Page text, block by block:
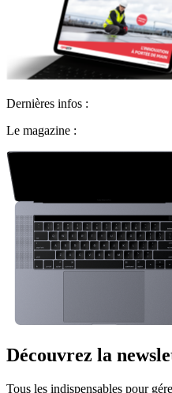
Dernières infos :
Le magazine :
Découvrez la
Tous les indispensables pour